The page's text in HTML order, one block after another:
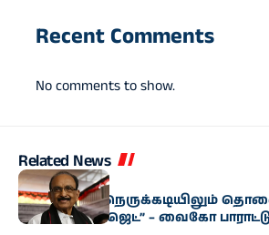
Recent Comments
No comments to show.
Related News
அரசியல்
“மிகுந்த நிதி நெருக்கடியிலும்
வேளாண் பட்ஜெட்” – வைகோ